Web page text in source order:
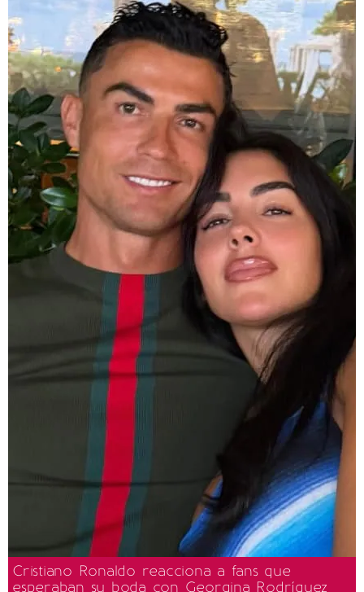
Cristiano Ronaldo reacciona a fans que
esperaban su boda con Georgina Rodríguez